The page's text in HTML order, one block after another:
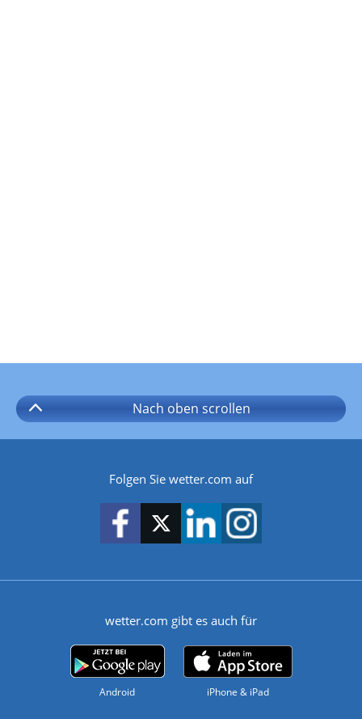
Nach oben scrollen
Folgen Sie wetter.com auf
wetter.com gibt es auch für
Android iPhone & iPad